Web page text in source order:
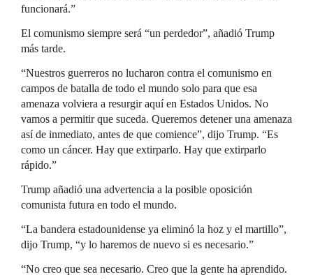
funcionará.”
El comunismo siempre será “un perdedor”, añadió Trump
más tarde.
“Nuestros guerreros no lucharon contra el comunismo en
campos de batalla de todo el mundo solo para que esa
amenaza volviera a resurgir aquí en Estados Unidos. No
vamos a permitir que suceda. Queremos detener una amenaza
así de inmediato, antes de que comience”, dijo Trump. “Es
como un cáncer. Hay que extirparlo. Hay que extirparlo
rápido.”
Trump añadió una advertencia a la posible oposición
comunista futura en todo el mundo.
“La bandera estadounidense ya eliminó la hoz y el martillo”,
dijo Trump, “y lo haremos de nuevo si es necesario.”
“No creo que sea necesario. Creo que la gente ha aprendido.